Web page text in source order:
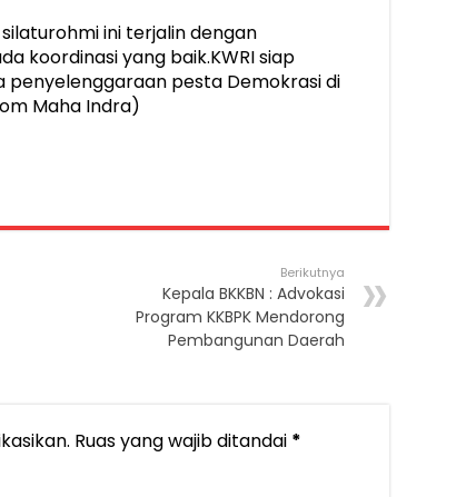
ini terjalin dengan
koordinasi yang baik.KWRI siap
penyelenggaraan pesta Demokrasi di
Maha Indra)
Berikutnya
Kepala BKKBN : Advokasi
Program KKBPK Mendorong
Pembangunan Daerah
Ruas yang wajib ditandai *